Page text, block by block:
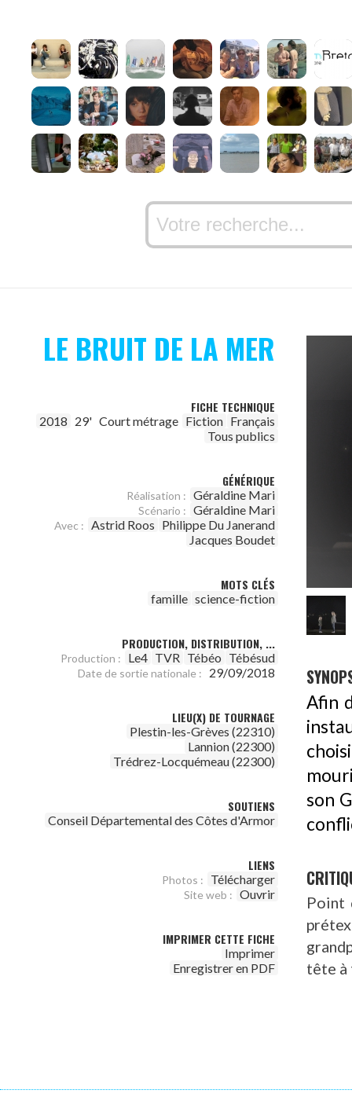
LE BRUIT DE LA MER
FICHE TECHNIQUE
2018 29' Court métrage Fiction Français
Tous publics
GÉNÉRIQUE
Réalisation : Géraldine Mari
Scénario : Géraldine Mari
Avec : Astrid Roos Philippe Du Janerand
Jacques Boudet
MOTS CLÉS
famille science-fiction
PRODUCTION, DISTRIBUTION, ...
Production : Le4 TVR Tébéo Tébésud
Date de sortie nationale : 29/09/2018
LIEU(X) DE TOURNAGE
Plestin-les-Grèves (22310)
Lannion (22300)
Trédrez-Locquémeau (22300)
SOUTIENS
Conseil Départemental des Côtes d'Armor
LIENS
Photos : Télécharger
Site web : Ouvrir
IMPRIMER CETTE FICHE
Imprimer
Enregistrer en PDF
Afin
son
Point
tête à